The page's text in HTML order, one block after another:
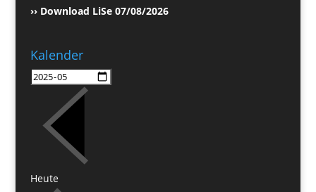
›› Download LiSe 07/08/2026
Kalender
Heute